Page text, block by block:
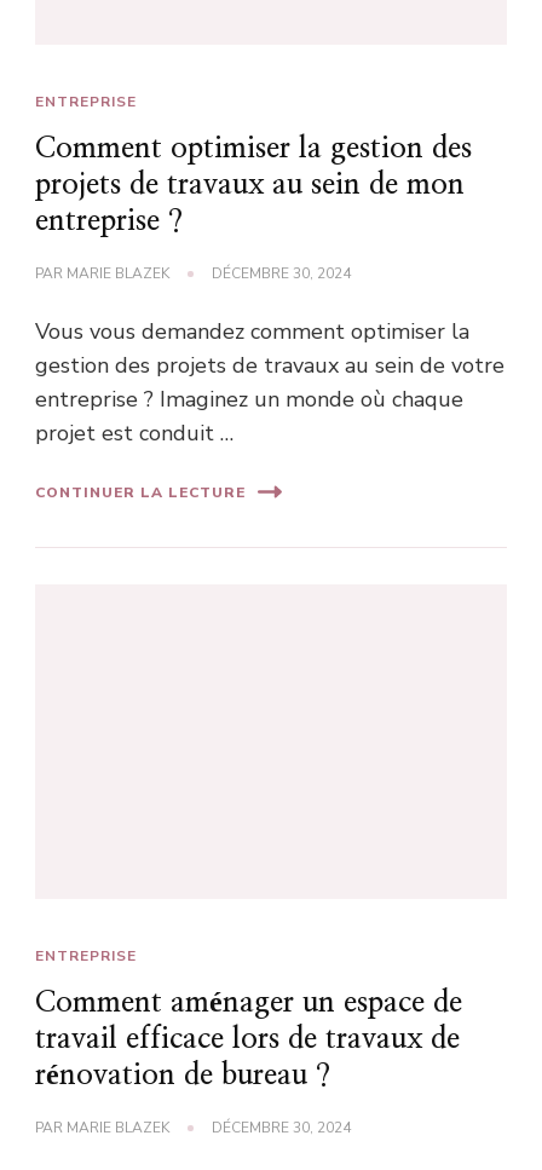
ENTREPRISE
Comment optimiser la gestion des
projets de travaux au sein de mon
entreprise ?
PAR MARIE BLAZEK DÉCEMBRE 30, 2024
Vous vous demandez comment optimiser la
gestion des projets de travaux au sein de votre
entreprise ? Imaginez un monde où chaque
projet est conduit …
CONTINUER LA LECTURE
ENTREPRISE
Comment aménager un espace de
travail efficace lors de travaux de
rénovation de bureau ?
PAR MARIE BLAZEK DÉCEMBRE 30, 2024